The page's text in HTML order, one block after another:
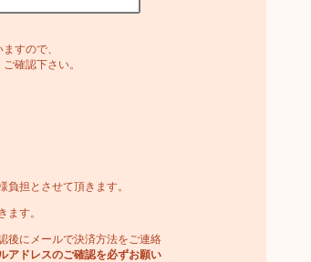
すので、
確認下さい。
担とさせて頂きます。
ます。
後にメールで決済方法をご連絡
アドレスのご確認を必ずお願い